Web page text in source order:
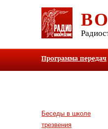
Программа передач
Беседы в школе
трезвения